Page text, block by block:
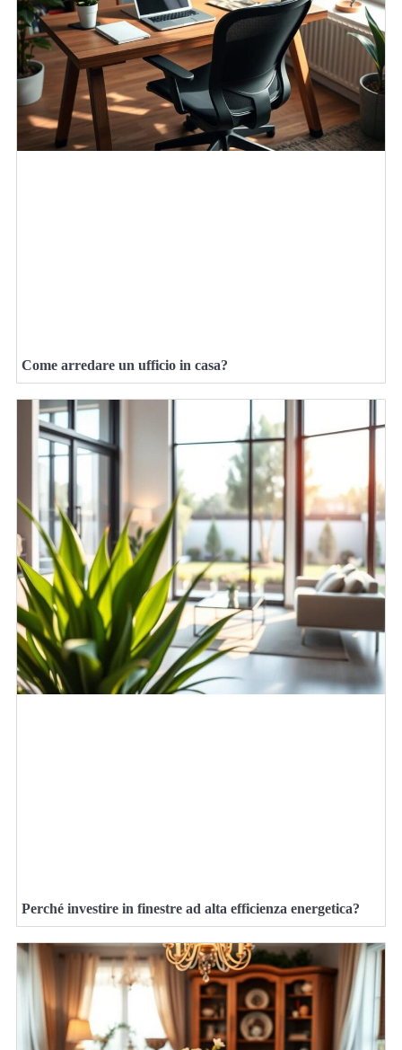
Come arredare un ufficio in casa?
Perché investire in finestre ad alta efficienza energetica?